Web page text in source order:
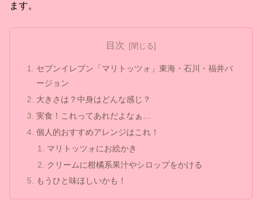
ます。
目次
セブンイレブン「マリトッツォ」東海・石川・福井バ
ージョン
大きさは？中身はどんな感じ？
実食！これってあれだよなぁ…
個人的おすすめアレンジはこれ！
マリトッツォにお絵かき
クリームに柑橘系果汁やシロップをかける
もうひと味ほしいかも！